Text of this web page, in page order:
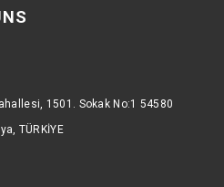
1501. Sokak No:1 54580
TÜRKİYE